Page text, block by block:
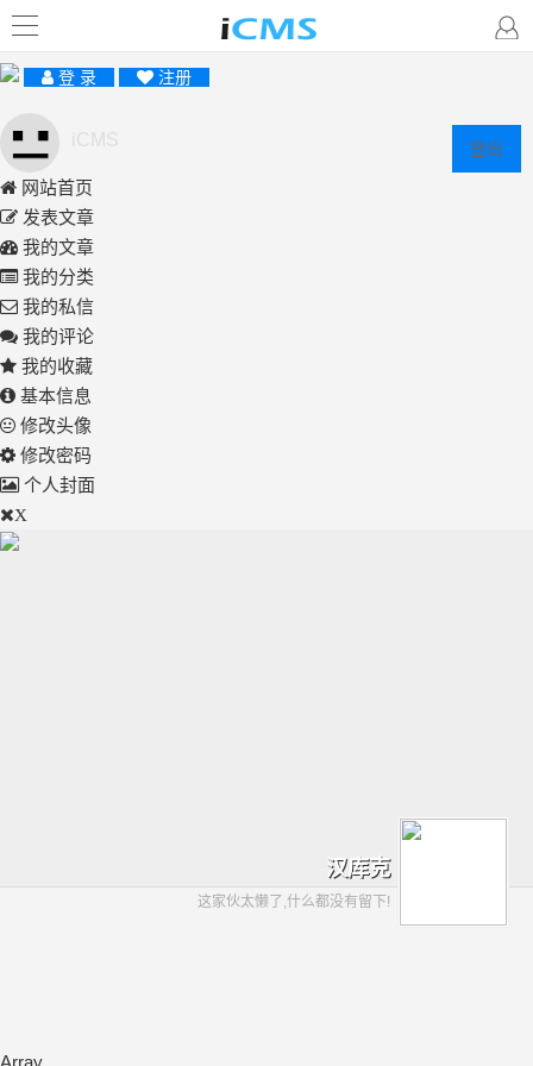
登 录 注册
登出
网站首页
发表文章
我的文章
我的分类
我的私信
我的评论
我的收藏
基本信息
修改头像
修改密码
个人封面
X
汉库克
这家伙太懒了,什么都没有留下!
Array